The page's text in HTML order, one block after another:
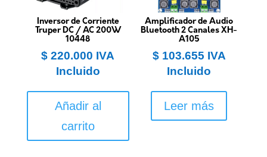
Inversor de Corriente
Truper DC / AC 200W
10448
$ 220.000 IVA
Incluido
Añadir al
carrito
Amplificador de Audio
Bluetooth 2 Canales XH-
A105
$103.655 IVA
Incluido
Leer más